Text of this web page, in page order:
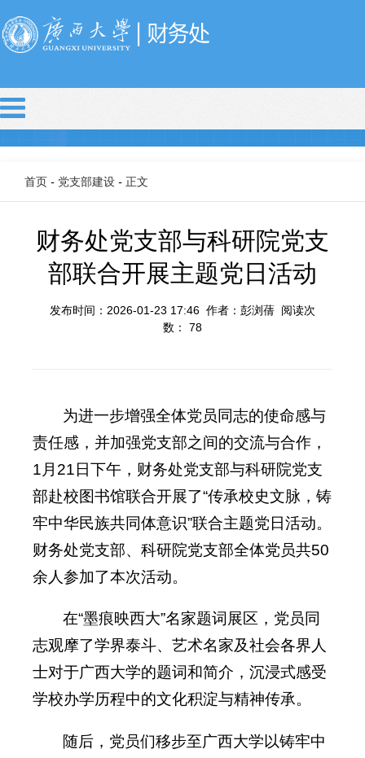
首页 - 党支部建设 - 正文
财务处党支部与科研院党支
部联合开展主题党日活动
发布时间：2026-01-23 17:46 作者：彭浏蒨 阅读次
数：
78
为进一步增强全体党员同志的使命感与
责任感，并加强党支部之间的交流与合作，
1月21日下午，财务处党支部与科研院党支
部赴校图书馆联合开展了“传承校史文脉，铸
牢中华民族共同体意识”联合主题党日活动。
财务处党支部、科研院党支部全体党员共50
余人参加了本次活动。
在“墨痕映西大”名家题词展区，党员同
志观摩了学界泰斗、艺术名家及社会各界人
士对于广西大学的题词和简介，沉浸式感受
学校办学历程中的文化积淀与精神传承。
随后，党员们移步至广西大学以铸牢中